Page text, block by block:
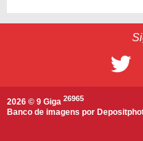
2026 © 9 Giga 26965
Banco de imagens por